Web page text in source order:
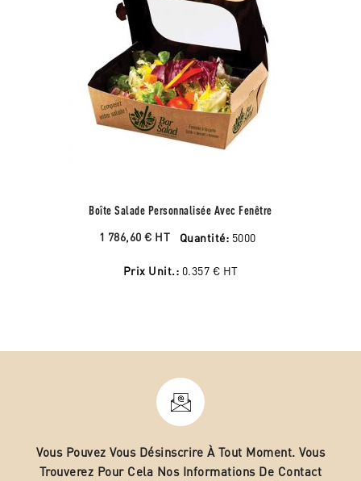
Boîte Salade Personnalisée Avec Fenêtre
1 786,60 € HT Quantité: 5000
Prix Unit.: 0.357 € HT
Vous Pouvez Vous Désinscrire À Tout Moment. Vous
Trouverez Pour Cela Nos Informations De Contact